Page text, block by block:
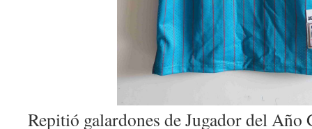
Repitió galardones de Jugador del Año